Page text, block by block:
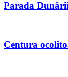
Parada Dunării
Centura